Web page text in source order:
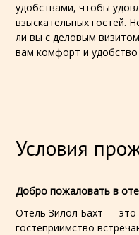
удобствами, чтобы
взыскательных гостей.
ли вы с деловым
вам комфорт и
Условия
Добро пожаловать в
Отель Зилол Бахт —
гостеприимство